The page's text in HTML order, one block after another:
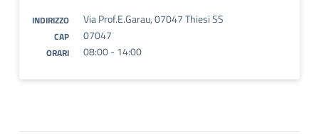
INDIRIZZO Via Prof.E.Garau, 07047 Thiesi SS
CAP 07047
ORARI 08:00 - 14:00